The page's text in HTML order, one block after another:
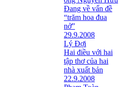
Đang về vấn đề
“trăm hoa đua
nở”
29.9.2008
Lý Đợi
Hai điều với hai
tập thơ của hai
nhà xuất bản
22.9.2008